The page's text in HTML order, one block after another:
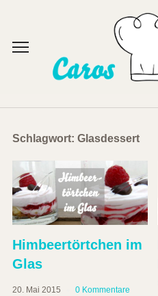
content
Toggle
Schlagwort: Glasdessert
Himbeertörtchen im
Glas
20. Mai 2015 0 Kommentare